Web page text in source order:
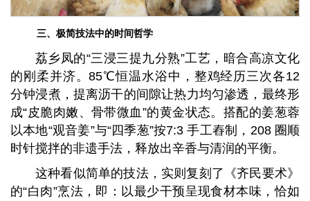
三、极简技法中的时间哲学
荔乡凤的“三浸三提九分熟”工艺，暗合高凉文化
的刚柔并济。85℃恒温水浴中，整鸡经历三次各12
分钟浸煮，提离沥干的间隙让热力均匀渗透，最终形
成“皮脆肉嫩、骨带微血”的黄金状态。搭配的姜葱蓉
以本地“观音姜”与“四季葱”按7:3 手工舂制，208 圈顺
时针搅拌的非遗手法，释放出辛香与清润的平衡。
这种看似简单的技法，实则复刻了《齐民要术》
的“白肉”烹法，即：以最少干预呈现食材本味，恰如